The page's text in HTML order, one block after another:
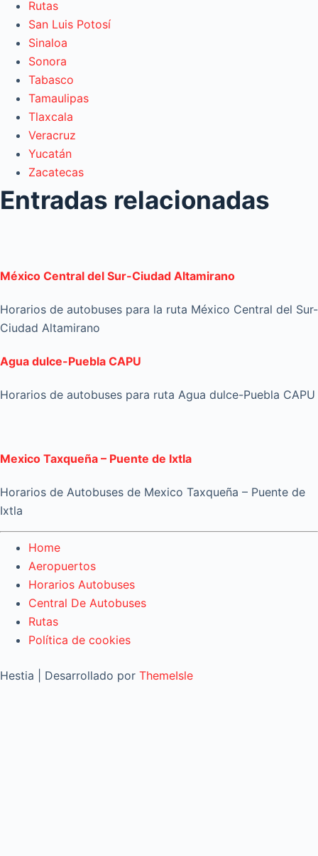
Rutas
San Luis Potosí
Sinaloa
Sonora
Tabasco
Tamaulipas
Tlaxcala
Veracruz
Yucatán
Zacatecas
Entradas relacionadas
México Central del Sur-Ciudad Altamirano
Horarios de autobuses para la ruta México Central del Sur-
Ciudad Altamirano
Agua dulce-Puebla CAPU
Horarios de autobuses para ruta Agua dulce-Puebla CAPU
Mexico Taxqueña – Puente de Ixtla
Horarios de Autobuses de Mexico Taxqueña – Puente de
Ixtla
Home
Aeropuertos
Horarios Autobuses
Central De Autobuses
Rutas
Política de cookies
Hestia | Desarrollado por ThemeIsle